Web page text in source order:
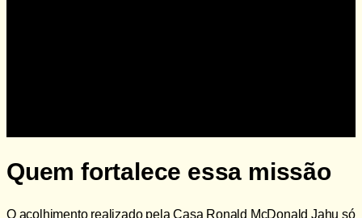
Quem fortalece essa missão
O acolhimento realizado pela Casa Ronald McDonald Jahu só